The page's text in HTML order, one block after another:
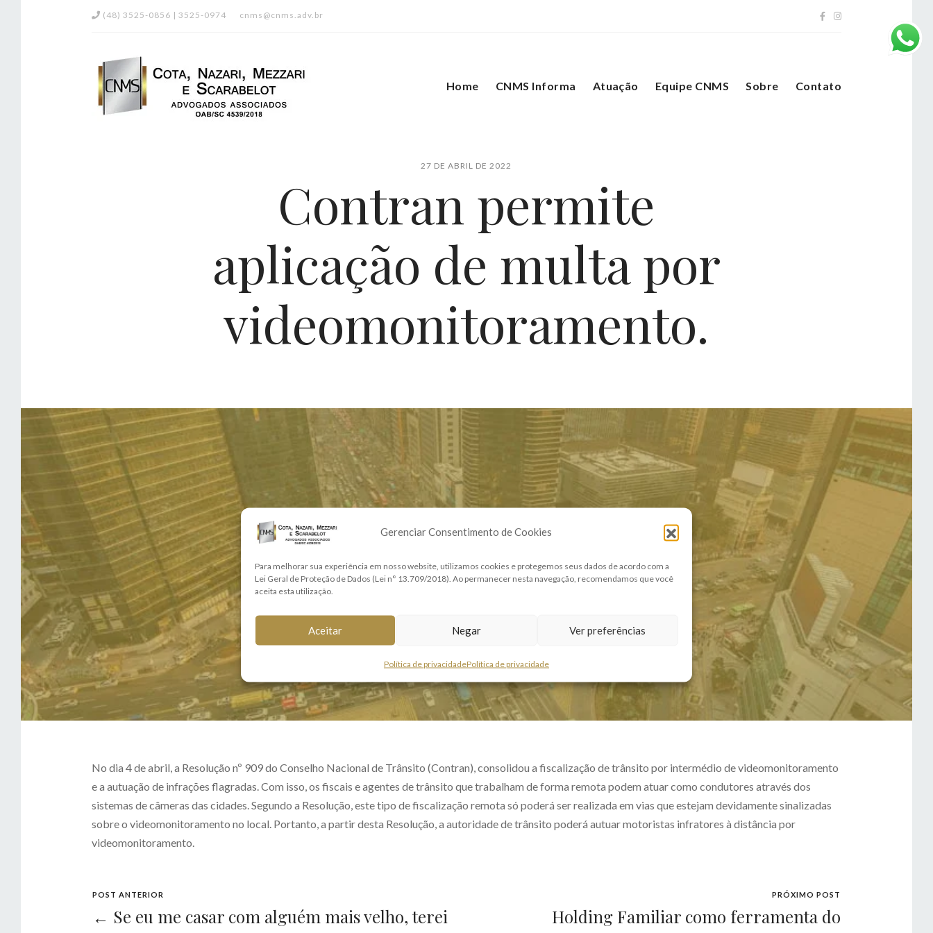
Gerenciar Consentimento de Cookies
Para melhorar sua experiência em nosso website, utilizamos cookies e protegemos seus dados de acordo com a
Lei Geral de Proteção de Dados (Lei n° 13.709/2018). Ao permanecer nesta navegação, recomendamos que você
aceita esta utilização.
Aceitar Negar Ver preferências
Política de privacidadePolítica de privacidade
(48) 3525-0856 | 3525-0974 cnms@cnms.adv.br
Home CNMS Informa Atuação Equipe CNMS Sobre Contato
27 DE ABRIL DE 2022
Contran permite
aplicação de multa por
videomonitoramento.
No dia 4 de abril, a Resolução nº 909 do Conselho Nacional de Trânsito (Contran), consolidou a fiscalização de trânsito por intermédio de videomonitoramento
e a autuação de infrações flagradas. Com isso, os fiscais e agentes de trânsito que trabalham de forma remota podem atuar como condutores através dos
sistemas de câmeras das cidades. Segundo a Resolução, este tipo de fiscalização remota só poderá ser realizada em vias que estejam devidamente sinalizadas
sobre o videomonitoramento no local. Portanto, a partir desta Resolução, a autoridade de trânsito poderá autuar motoristas infratores à distância por
videomonitoramento.
POST ANTERIOR
← Se eu me casar com alguém mais velho, terei
PRÓXIMO POST
Holding Familiar como ferramenta do